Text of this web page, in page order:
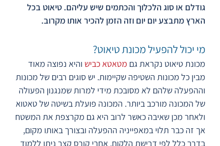
גודלם או סוג הלכלוך והכתמים שיש עליהם. טיאוט בכל
הארץ מתבצע יום יום וזה הזמן להכיר אותו מקרוב.
מי יכול להפעיל מכונת טיאוט?
מכונת טיאוט נקראת גם מטאטא כביש והיא נפוצה מאוד
מבין כל מכונות השטיפה שקיימות. יש סוגים רבים של מכונות
וההפעלה שלהם לא מסובכת מידי למרות שמנגנון הפעולה
של המכונה מורכב ביותר. המכונה פועלת בשיטה של טאטוא
ולאחר מכן שאיבה כאשר לרוב היא גם מקרצפת את המשטח
אך זה כבר תלוי במאפייניה ההפעלה ובצורך באותו מקום,
בדרך כלל לפי דרישת הלקוח. אחרי קורס קצר ניתן ללמוד